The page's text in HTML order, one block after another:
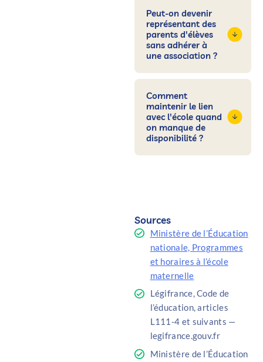
Peut-on devenir
représentant des
parents d'élèves
sans adhérer à
une association ?
Comment
maintenir le lien
avec l'école quand
on manque de
disponibilité ?
Sources
Ministère de l’Éducation
nationale, Programmes
et horaires à l’école
maternelle
Légifrance, Code de
l’éducation, articles
L111-4 et suivants —
legifrance.gouv.fr
Ministère de l’Éducation